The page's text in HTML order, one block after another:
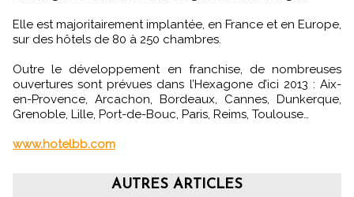
Elle est majoritairement implantée, en France et en Europe,
sur des hôtels de 80 à 250 chambres.
Outre le développement en franchise, de nombreuses
ouvertures sont prévues dans l’Hexagone d’ici 2013 : Aix-
en-Provence, Arcachon, Bordeaux, Cannes, Dunkerque,
Grenoble, Lille, Port-de-Bouc, Paris, Reims, Toulouse…
www.hotelbb.com
AUTRES ARTICLES